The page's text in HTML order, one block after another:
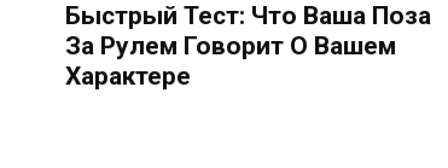
Быстрый Тест: Что Ваша Поза
За Рулем Говорит О Вашем
Характере